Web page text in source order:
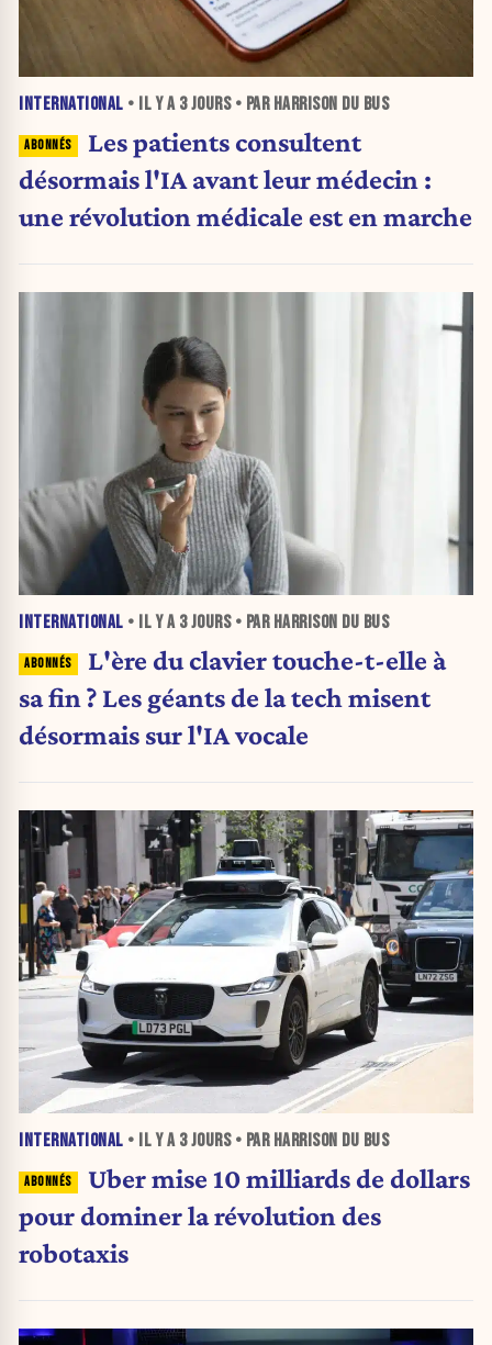
INTERNATIONAL • IL Y A 3 JOURS• PAR HARRISON DU BUS
Les patients consultent
désormais l'IA avant leur médecin :
une révolution médicale est en marche
INTERNATIONAL • IL Y A 3 JOURS• PAR HARRISON DU BUS
L'ère du clavier touche-t-elle à
sa fin ? Les géants de la tech misent
désormais sur l'IA vocale
INTERNATIONAL • IL Y A 3 JOURS• PAR HARRISON DU BUS
Uber mise 10 milliards de dollars
pour dominer la révolution des
robotaxis